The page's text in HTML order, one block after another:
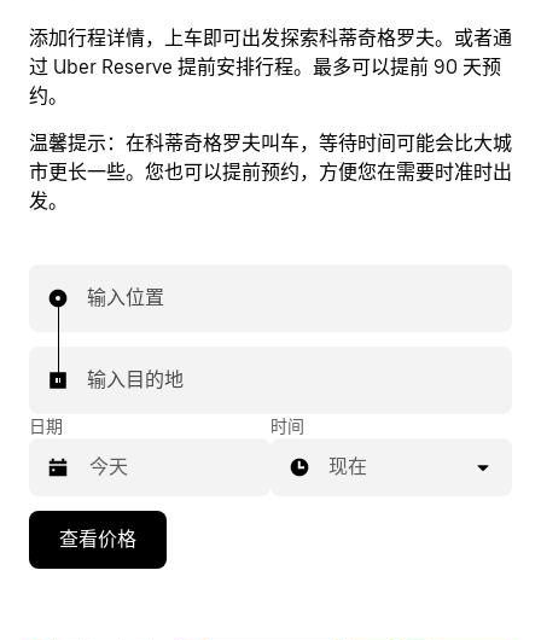
添加行程详情，上车即可出发探索科蒂奇格罗夫。或者通
过 Uber Reserve 提前安排行程。最多可以提前 90 天预
约。
温馨提示： 在科蒂奇格罗夫叫车，等待时间可能会比大城
市更长一些。您也可以提前预约，方便您在需要时准时出
发。
输入位置
输入目的地
日期
向
时间
现在
查看价格